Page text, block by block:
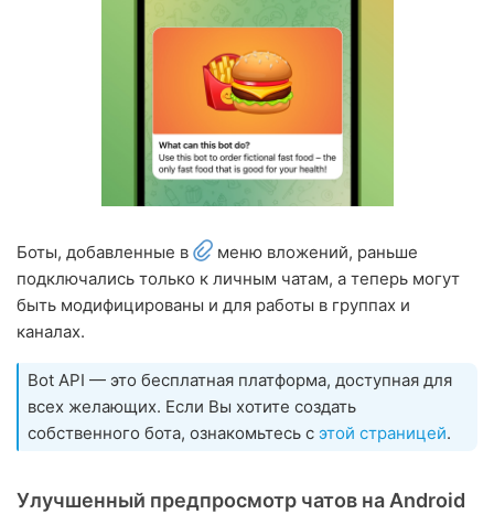
Боты, добавленные в
меню вложений, раньше
подключались только к личным чатам, а теперь могут
быть модифицированы и для работы в группах и
каналах.
Bot API — это бесплатная платформа, доступная для
всех желающих. Если Вы хотите создать
собственного бота, ознакомьтесь с этой страницей.
Улучшенный предпросмотр чатов на Android